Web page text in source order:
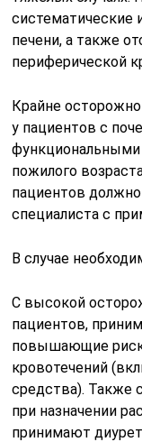
систематические
печени, а также
периферической
Крайне
у пациентов с
пожилого
пациентов
специалиста с
В случае
С высокой
пациентов,
повышающие
кровотечений
средства). Также
при назначении
принимают